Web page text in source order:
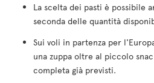
La scelta dei pasti è possibile
seconda delle quantità
Sui voli in partenza per
una zuppa oltre al piccolo
completa già previsti.